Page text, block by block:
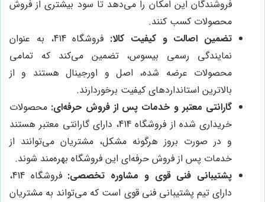
فروشندگان این امکان را می‌دهد تا سود بیشتری از فروش
محصولات کسب کنند.
تضمین اصالت و کیفیت کالا:
فروشگاه 414، به عنوان
نمایندگی رسمی بیسوس، تضمین می‌کند که تمامی
محصولات عرضه شده، اصل و اورجینال هستند و از
بالاترین استانداردهای کیفیت برخوردارند.
گارانتی معتبر و خدمات پس از فروش حرفه‌ای: محصولات
خریداری شده از فروشگاه 414، دارای گارانتی معتبر هستند
و در صورت بروز هرگونه مشکل، مشتریان می‌توانند از
خدمات پس از فروش حرفه‌ای این فروشگاه بهره‌مند شوند.
پشتیبانی فنی قوی و مشاوره تخصصی:
فروشگاه 414،
دارای تیم پشتیبانی فنی قوی است که می‌تواند به مشتریان